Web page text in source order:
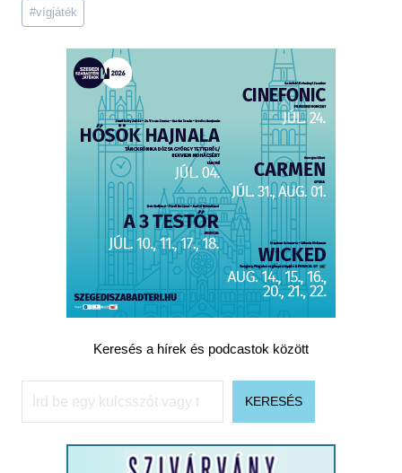
#vígjáték
Keresés a hírek és podcastok között
Keresés
KERESÉS